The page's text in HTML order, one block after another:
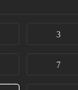
3
7